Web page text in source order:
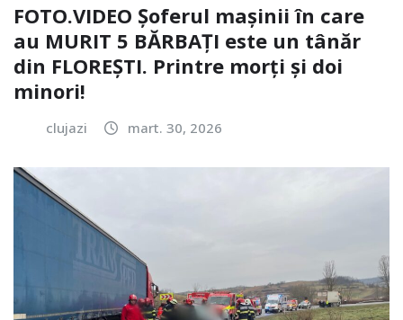
FOTO.VIDEO Șoferul mașinii în care
au MURIT 5 BĂRBAȚI este un tânăr
din FLOREȘTI. Printre morți și doi
minori!
clujazi mart. 30, 2026